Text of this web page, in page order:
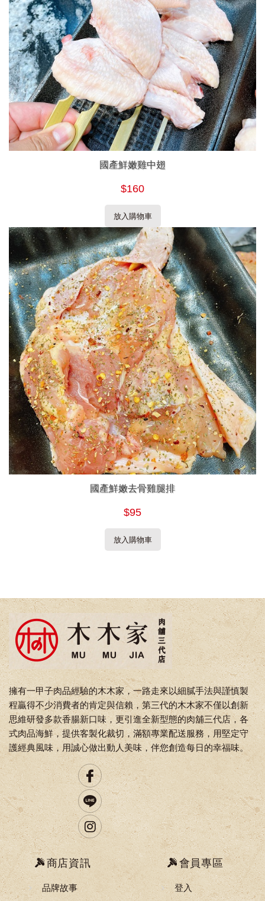
國產鮮嫩雞中翅
$160
放入購物車
國產鮮嫩去骨雞腿排
$95
放入購物車
擁有一甲子肉品經驗的木木家，一路走來以細膩手法與謹慎製
程贏得不少消費者的肯定與信賴，第三代的木木家不僅以創新
思維研發多款香腸新口味，更引進全新型態的肉舖三代店，各
式肉品海鮮，提供客製化裁切，滿額專業配送服務，用堅定守
護經典風味，用誠心做出動人美味，伴您創造每日的幸福味。
商店資訊
品牌故事
會員專區
登入